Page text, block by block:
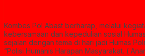
Kombes Pol Abast berharap, melalui
kebersamaan dan kepedulian sosial
sejalan dengan tema di hari jadi Humas
“Polisi Humanis Harapan Masyarakat. (